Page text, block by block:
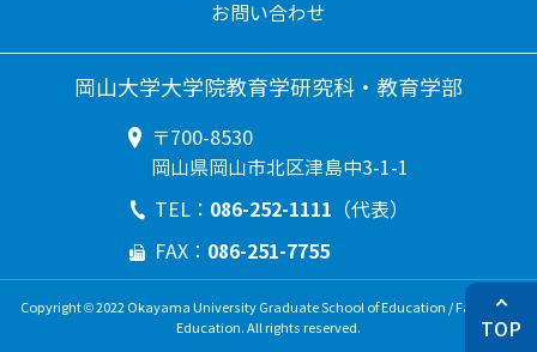
岡山大学大学院教育学研究科・教育学部
〒700-8530
岡山県岡山市北区津島中3-1-1
TEL： 086-252-1111 （代表）
FAX： 086-251-7755
Copyright © 2022 Okayama University Graduate School of Education / Faculty of
Education. All rights reserved.
TOP